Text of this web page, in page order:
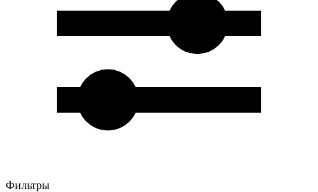
Фильтры